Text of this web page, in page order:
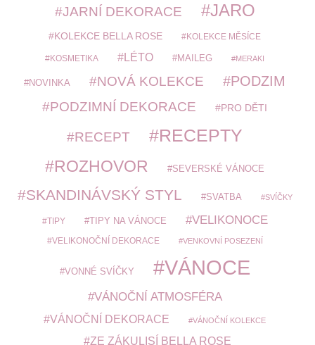
JARNÍ DEKORACE JARO
KOLEKCE BELLA ROSE KOLEKCE MĚSÍCE
KOSMETIKA LÉTO MAILEG MERAKI
NOVINKA NOVÁ KOLEKCE PODZIM
PODZIMNÍ DEKORACE PRO DĚTI
RECEPT RECEPTY
ROZHOVOR SEVERSKÉ VÁNOCE
SKANDINÁVSKÝ STYL SVATBA SVÍČKY
TIPY TIPY NA VÁNOCE VELIKONOCE
VELIKONOČNÍ DEKORACE VENKOVNÍ POSEZENÍ
VONNÉ SVÍČKY VÁNOCE
VÁNOČNÍ ATMOSFÉRA
VÁNOČNÍ DEKORACE VÁNOČNÍ KOLEKCE
ZE ZÁKULISÍ BELLA ROSE